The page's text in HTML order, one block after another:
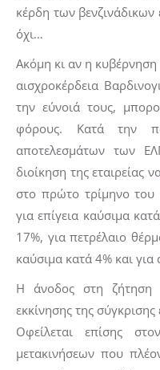
κέρδη των
όχι…
Ακόμη κι αν η
αισχροκέρδεια
την εύνοιά τους,
φόρους. Κατά την
αποτελεσμάτων των
διοίκηση της εταιρείας
στο πρώτο τρίμηνο
για επίγεια καύσιμα
17%, για πετρέλαιο
καύσιμα κατά 4% και
Η άνοδος στη ζήτηση
εκκίνησης της
Οφείλεται επίσης
μετακινήσεων που